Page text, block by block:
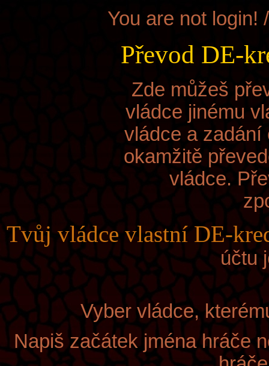
You are not login!
Převod DE-
Zde můžeš
vládce jinému
vládce a
okamžitě
vládce.
Tvůj vládcevlastní DE-
účtu
Vyber vládce,
Napiš začátek jména hráče